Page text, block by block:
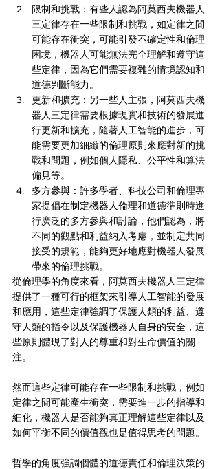
限制和挑戰：有些人認為阿莫西夫機器人
三定律存在一些限制和挑戰，如定律之間
可能存在衝突，可能引發不確定性和倫理
困境，機器人可能無法完全理解和遵守這
些定律，因為它們需要複雜的情境認知和
道德判斷能力。
更新和擴充：另一些人主張，阿莫西夫機
器人三定律需要根據現實和技術的發展進
行更新和擴充，隨著人工智能的進步，可
能需要更加細緻的倫理原則來應對新的挑
戰和問題，例如個人隱私、公平性和算法
偏見等。
多方參與：許多學者、科技公司和倫理專
家提倡在制定機器人倫理和道德準則時進
行廣泛的多方參與和討論，他們認為，將
不同的觀點和利益納入考慮，並制定共同
接受的規範，能夠更好地應對機器人發展
帶來的倫理挑戰。
從倫理學的角度來看，阿莫西夫機器人三定律
提供了一種可行的框架來引導人工智能的發展
和應用，這些定律強調了保護人類的利益、遵
守人類的指令以及保護機器人自身的安全，這
些原則體現了對人的尊重和對生命價值的關
注。
然而這些定律可能存在一些限制和挑戰，例如
定律之間可能產生衝突，需要進一步的指導和
細化，機器人是否能夠真正理解這些定律以及
如何平衡不同的價值觀也是值得思考的問題。
哲學的角度強調個體的道德責任和倫理決策的